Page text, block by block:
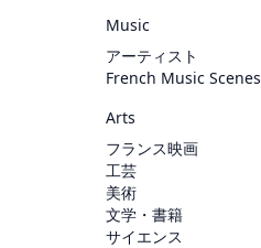
Music
アーティスト
French Music Scenes
Arts
フランス映画
工芸
美術
文学・書籍
サイエンス